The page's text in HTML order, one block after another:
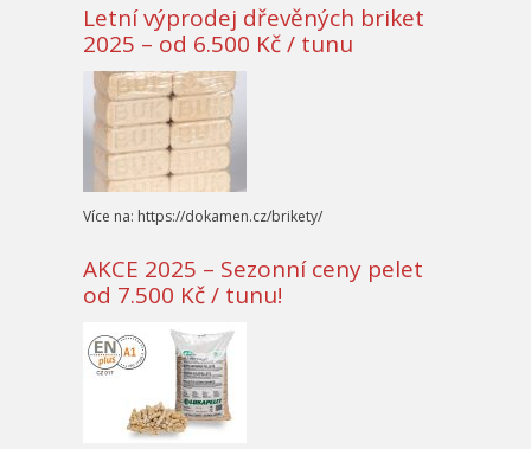
Letní výprodej dřevěných briket
2025 – od 6.500 Kč / tunu
Více na: https://dokamen.cz/brikety/
AKCE 2025 – Sezonní ceny pelet
od 7.500 Kč / tunu!